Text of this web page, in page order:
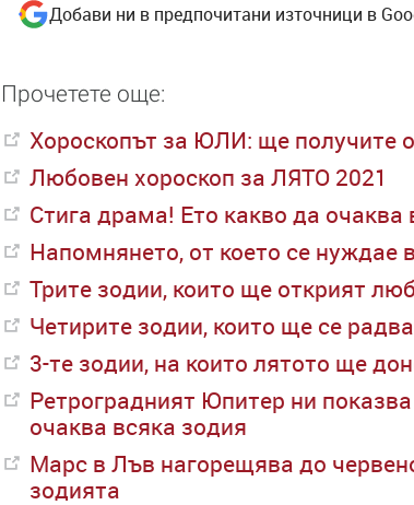
Добави ни в предпочитани източници в
Прочетете още:
Хороскопът за ЮЛИ: ще получите
Любовен хороскоп за ЛЯТО 2021
Стига драма! Ето какво да очаква
Напомнянето, от което се нуждае
Трите зодии, които ще открият
Четирите зодии, които ще се
3-те зодии, на които лятото ще
Ретроградният Юпитер ни
очаква всяка зодия
Марс в Лъв нагорещява до
зодията